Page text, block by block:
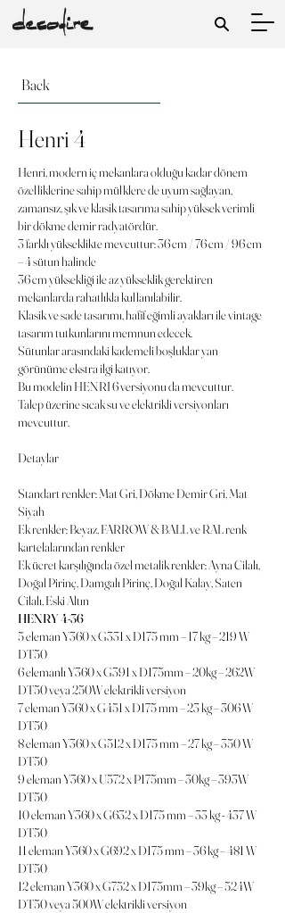
Back
Henri 4
Henri, modern iç mekanlara olduğu kadar dönem
özelliklerine sahip mülklere de uyum sağlayan,
zamansız, şık ve klasik tasarıma sahip yüksek verimli
bir dökme demir radyatördür.
3 farklı yükseklikte mevcuttur: 36 cm / 76 cm / 96 cm
– 4 sütun halinde
36 cm yüksekliği ile az yükseklik gerektiren
mekanlarda rahatlıkla kullanılabilir.
Klasik ve sade tasarımı, hafif eğimli ayakları ile vintage
tasarım tutkunlarını memnun edecek.
Sütunlar arasındaki kademeli boşluklar yan
görünüme ekstra ilgi katıyor.
Bu modelin HENRI 6 versiyonu da mevcuttur.
Talep üzerine sıcak su ve elektrikli versiyonları
mevcuttur.
Detaylar
Standart renkler: Mat Gri, Dökme Demir Gri, Mat
Siyah
Ek renkler: Beyaz, FARROW & BALL ve RAL renk
kartelalarından renkler
Ek ücret karşılığında özel metalik renkler: Ayna Cilalı,
Doğal Pirinç, Damgalı Pirinç, Doğal Kalay, Saten
Cilalı, Eski Altın
HENRY 4-36
5 eleman Y360 x G331 x D175 mm – 17 kg – 219 W
DT50
6 elemanlı Y360 x G391 x D175mm – 20kg – 262W
DT50 veya 250W elektrikli versiyon
7 eleman Y360 x G451 x D175 mm – 23 kg – 306 W
DT50
8 eleman Y360 x G512 x D175 mm – 27 kg – 350 W
DT50
9 eleman Y360 x U572 x P175mm – 30kg – 393W
DT50
10 eleman Y360 x G632 x D175 mm – 33 kg - 437 W
DT50
11 eleman Y360 x G692 x D175 mm – 36 kg – 481 W
DT50
12 eleman Y360 x G752 x D175mm – 39kg – 524W
DT50 veya 500W elektrikli versiyon